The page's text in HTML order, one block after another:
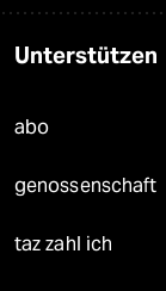
Unterstützen
abo
genossenschaft
taz zahl ich